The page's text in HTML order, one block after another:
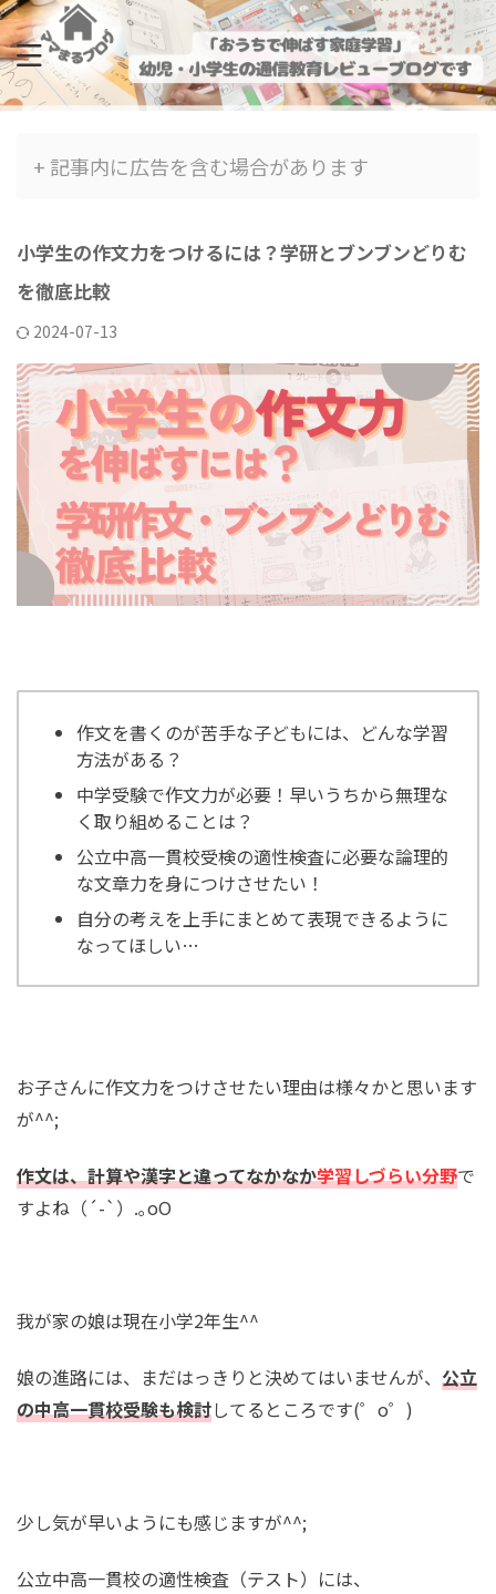
+ 記事内に広告を含む場合があります
小学生の作文力をつけるには？学研とブンブンどりむ
を徹底比較
2024-07-13
作文を書くのが苦手な子どもには、どんな学習
方法がある？
中学受験で作文力が必要！早いうちから無理な
く取り組めることは？
公立中高一貫校受検の適性検査に必要な論理的
な文章力を身につけさせたい！
自分の考えを上手にまとめて表現できるように
なってほしい…
お子さんに作文力をつけさせたい理由は様々かと思います
が^^;
作文は、計算や漢字と違ってなかなか学習しづらい分野で
すよね（´-`）.｡oO
我が家の娘は現在小学2年生^^
娘の進路には、まだはっきりと決めてはいませんが、 公立
の中高一貫校受験も検討してるところです(゜o゜)
少し気が早いようにも感じますが^^;
公立中高一貫校の適性検査（テスト）には、